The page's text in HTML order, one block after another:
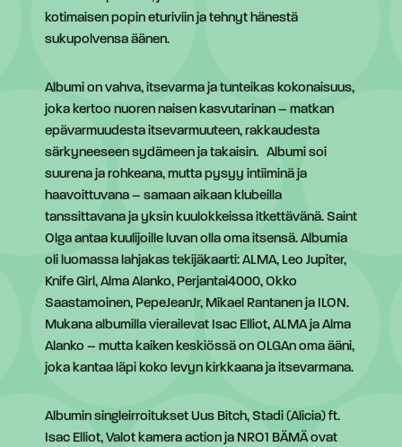
kotimaisen popin eturiviin ja tehnyt hänestä
sukupolvensa äänen.
Albumi on vahva, itsevarma ja tunteikas kokonaisuus,
joka kertoo nuoren naisen kasvutarinan – matkan
epävarmuudesta itsevarmuuteen, rakkaudesta
särkyneeseen sydämeen ja takaisin. Albumi soi
suurena ja rohkeana, mutta pysyy intiiminä ja
haavoittuvana – samaan aikaan klubeilla
tanssittavana ja yksin kuulokkeissa itkettävänä. Saint
Olga antaa kuulijoille luvan olla oma itsensä. Albumia
oli luomassa lahjakas tekijäkaarti: ALMA, Leo Jupiter,
Knife Girl, Alma Alanko, Perjantai4000, Okko
Saastamoinen, PepeJeanJr, Mikael Rantanen ja ILON.
Mukana albumilla vierailevat Isac Elliot, ALMA ja Alma
Alanko – mutta kaiken keskiössä on OLGAn oma ääni,
joka kantaa läpi koko levyn kirkkaana ja itsevarmana.
Albumin singleirroitukset Uus Bitch, Stadi (Alicia) ft.
Isac Elliot, Valot kamera action ja NRO1 BÄMÄ ovat